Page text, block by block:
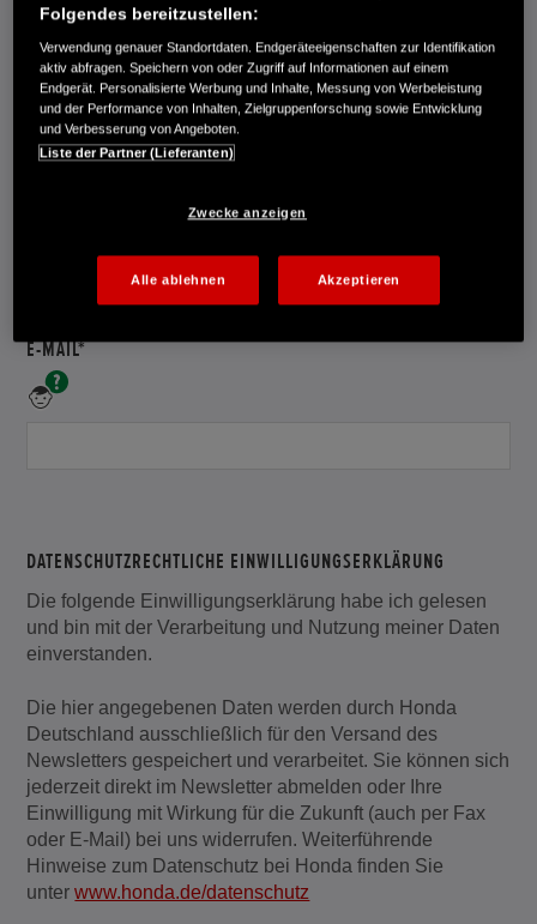
Bitte
geben
Sie
Ihren
Vornamen
an.
NACHNAME
Sie
Nachnamen
E-MAIL*
an.
DATENSCHUTZRECHTLICHE EINWILLIGUNGSERKLÄRUNG
Die folgende Einwilligungserklärung habe ich gelesen
und bin mit der Verarbeitung und Nutzung meiner Daten
einverstanden.
Die hier angegebenen Daten werden durch Honda
Deutschland ausschließlich für den Versand des
Newsletters gespeichert und verarbeitet. Sie können sich
jederzeit direkt im Newsletter abmelden oder Ihre
Einwilligung mit Wirkung für die Zukunft (auch per Fax
oder E-Mail) bei uns widerrufen. Weiterführende
Hinweise zum Datenschutz bei Honda finden Sie
unterwww.honda.de/datenschutz
Folgendes bereitzustellen:
Verwendung genauer Standortdaten. Endgeräteeigenschaften zur Identifikation
aktiv abfragen. Speichern von oder Zugriff auf Informationen auf einem
Endgerät. Personalisierte Werbung und Inhalte, Messung von Werbeleistung
und der Performance von Inhalten, Zielgruppenforschung sowie Entwicklung
und Verbesserung von Angeboten.
Liste der Partner (Lieferanten)
Zwecke anzeigen
Alle ablehnen Akzeptieren